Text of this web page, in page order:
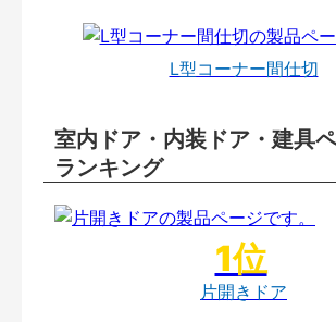
L型コーナー間仕切
室内ドア・内装ドア・建具
ランキング
片開きドア